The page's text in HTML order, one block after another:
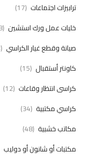
ترابيزات اجتماعات (17)
خليات عمل ورك استشين (18)
صيانة وقطع غيار الكراسي (13)
كاونتر أستقبال (15)
كراسى انتظار وقاعات (12)
كراسي مكتبية (34)
مكاتب خشبية (48)
مكتبات أو شانون أو دوليب